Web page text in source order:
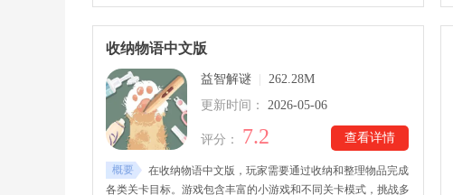
下载后，玩家需要灵活运用操作技巧，击败对手。游戏玩法简单
直观，同时支持多种控制方式，无论新手玩家还是篮球竞技爱好
者，都能快速掌握并享受对战乐趣。
收纳物语中文版
益智解谜
262.28M
更新时间：
2026-05-06
查看详情
评分： 7.2
概要
在收纳物语中文版，玩家需要通过收纳和整理物品完成
各类关卡目标。游戏包含丰富的小游戏和不同关卡模式，挑战多